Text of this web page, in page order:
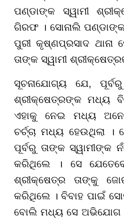
ପଣ୍ଡାଙ୍କ ସ୍ୱାମୀ
ଗିରଫ । ସୋନାଲି
ପୁରୀ କୃଷ୍ଣପ୍ରସାଦ
ତାଙ୍କ ସ୍ୱାମୀ
ସୂଚନାଯୋଗ୍ୟ ଯେ,
ଶ୍ରୀକ୍ଷେତ୍ରଙ୍କ ମଧ୍ୟ
ଏହାକୁ ନେଇ ମଧ୍ୟ
ଚର୍ଚ୍ଚା ମଧ୍ୟ ହେଉଥିଲା ।
ପୂର୍ବରୁ ତାଙ୍କ
କରିଥିଲେ । ସେ
ଶ୍ରୀକ୍ଷେତ୍ର ତାଙ୍କୁ
କରିଥିଲେ । ବିବାହ ପାଇଁ
ବୋଲି ମଧ୍ୟ ସେ ଅଭିଯୋଗ